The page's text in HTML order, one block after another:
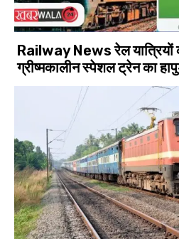
Railway News रेल यात्रियों
ग्रीष्मकालीन स्पेशल ट्रेन का